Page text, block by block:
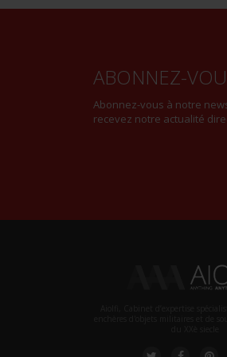
ABONNEZ-
Abonnez-vous à notre
recevez notre actualité